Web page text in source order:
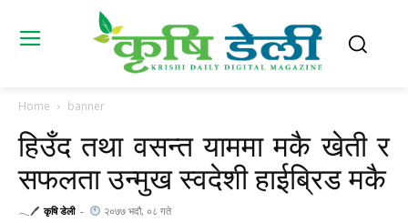
Home banner
हिउँद तथा वसन्त याममा मकै खेती र
सफलता उन्मुख स्वदेशी हाईब्रिड मकै
𓂃🖊 कृषि डेली - २०७७ भदौ, ०८ गते